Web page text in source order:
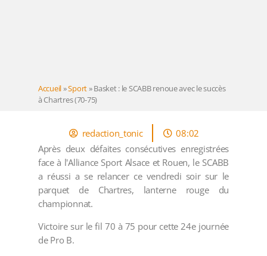
Accueil»Sport»Basket : le SCABB renoue avec le succès
à Chartres (70-75)
redaction_tonic
08:02
Après deux défaites consécutives enregistrées
face à l'Alliance Sport Alsace et Rouen, le SCABB
a réussi a se relancer ce vendredi soir sur le
parquet de Chartres, lanterne rouge du
championnat.
Victoire sur le fil 70 à 75 pour cette 24e journée
de Pro B.